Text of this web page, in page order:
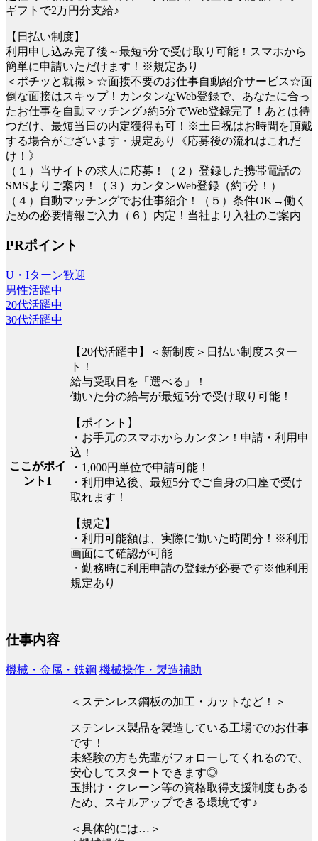
ギフトで2万円分支給♪
【日払い制度】
利用申し込み完了後～最短5分で受け取り可能！スマホから
簡単に申請いただけます！※規定あり
＜ポチッと就職＞☆面接不要のお仕事自動紹介サービス☆面
倒な面接はスキップ！カンタンなWeb登録で、あなたに合っ
たお仕事を自動マッチング♪約5分でWeb登録完了！あとは待
つだけ、最短当日の内定獲得も可！※土日祝はお時間を頂戴
する場合がございます・規定あり《応募後の流れはこれだ
け！》
（１）当サイトの求人に応募！（２）登録した携帯電話の
SMSよりご案内！（３）カンタンWeb登録（約5分！）
（４）自動マッチングでお仕事紹介！（５）条件OK→働く
ための必要情報ご入力（６）内定！当社より入社のご案内
PRポイント
U・Iターン歓迎
男性活躍中
20代活躍中
30代活躍中
ここがポイ
ント1
【20代活躍中】＜新制度＞日払い制度スター
ト！
給与受取日を「選べる」！
働いた分の給与が最短5分で受け取り可能！
【ポイント】
・お手元のスマホからカンタン！申請・利用申
込！
・1,000円単位で申請可能！
・利用申込後、最短5分でご自身の口座で受け
取れます！
【規定】
・利用可能額は、実際に働いた時間分！※利用
画面にて確認が可能
・勤務時に利用申請の登録が必要です※他利用
規定あり
仕事内容
機械・金属・鉄鋼 機械操作・製造補助
＜ステンレス鋼板の加工・カットなど！＞
ステンレス製品を製造している工場でのお仕事
です！
未経験の方も先輩がフォローしてくれるので、
安心してスタートできます◎
玉掛け・クレーン等の資格取得支援制度もある
ため、スキルアップできる環境です♪
＜具体的には…＞